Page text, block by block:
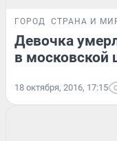
ГОРОД СТРАНА И
Девочка
в московской
18 октября, 2016, 17:15